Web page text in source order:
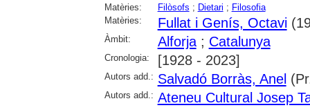
Matèries: Filòsofs ; Dietari ; Filosofia
Matèries:
Fullat i Genís, Octavi
Àmbit: Alforja; Catalunya
Cronologia: [1928 - 2023]
Autors add.: Salvadó Borràs, Anel
Autors add.: Ateneu Cultural Josep